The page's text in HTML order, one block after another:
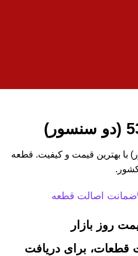
ام وی ام 530 (دو سنسور) با بهترین قیمت و کیفیت. قطعه
ضمانت اصالت قطعه
روز بازار
قطعات، برای دریافت